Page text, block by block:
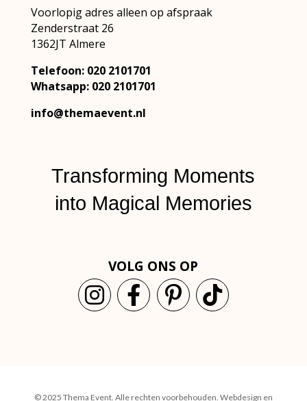
Voorlopig adres alleen op afspraak
Zenderstraat 26
1362JT Almere
Telefoon: 020 2101701
Whatsapp: 020 2101701
info@themaevent.nl
Transforming Moments
into Magical Memories
VOLG ONS OP
© 2025 Thema Event. Alle rechten voorbehouden. Webdesign en